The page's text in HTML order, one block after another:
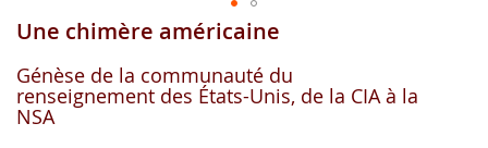
Aller
début
de
la
Une chimère américaine
Génèse de la communauté du
renseignement des États-Unis, de la CIA à la
NSA